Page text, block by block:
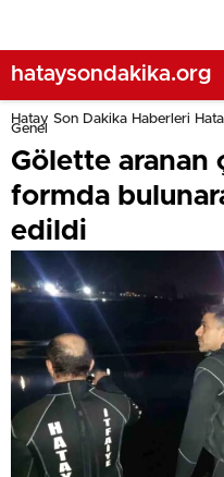
hataysondakika.org
Hatay Son Dakika Haberleri
Genel
Gölette aranan
formda
edildi